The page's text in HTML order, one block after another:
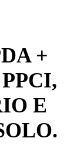
+
E